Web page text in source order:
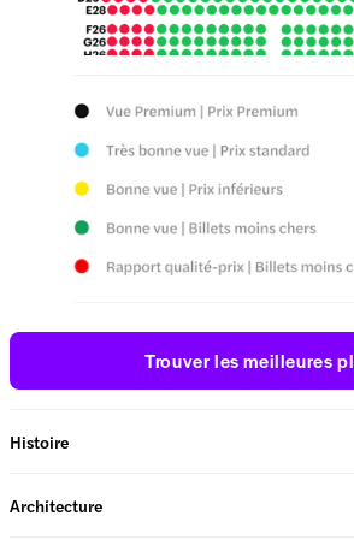
Trouver les meilleures
Histoire
Architecture